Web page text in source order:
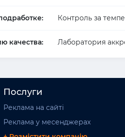
Контроль за
качества: Лаборатория
Послуги
Реклама на сайті
Реклама у месенджерах